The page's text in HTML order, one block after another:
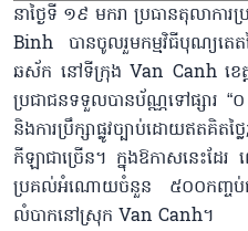
នាថ្ងៃទី ១៩ មករា ប្រធានតុលាក
Binh បានចូលរួមកម្មវិធីបុណ្យតេ
ឆស័ក នៅទីក្រុង Van Canh ខេ
ប្រជាជនទទួលបានប័ណ្ណទៅផ្សារ
និងការប្រឹក្សាផ្លូវច្បាប់ដោយឥតគិត
កីឡាជាច្រើន។ ក្នុងឱកាសនេះដ
ប្រគល់អំណោយចំនួន ៥០០កញ្ចប់ជូ
លំបាកនៅស្រុក Van Canh។